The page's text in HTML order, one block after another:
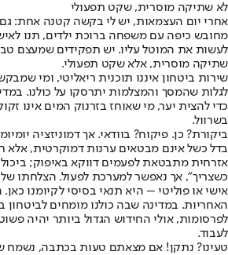
לא שתיקה מוסרית, שקט תפעולי
אחרי יום העצמאות, יש לי בקשה קטנה אחת:
מחובש כיפה עם משפחה ברוכת ילדים, תנו
לעשות את המוטל עליו. יש תפקידים שמעצם
שתיקה מוסרית, אלא שקט תפעולי.
שירות ביטחון איננו תוכנית ריאליטי, ומי
לגלות שהמסך והמצלמות יתרסקו על כולנו.
כדי להצית יער, מי שאוחז בזרנוק המים אינו
בשרוול.
ביקורת? כן. פיקוח? בוודאי. אך דמוניזציה
בדל כשל אינם מבטאים ערנות דמוקרטית, אלא
אזרחית מתבטאת לפעמים דווקא באיפוק;
כשצריך", אך נאפשר למערכת לפעול. הצלחתו של
אישי או פוליטי – היא תנאי בסיסי לקיומנו
האחריות. במדינה שבה כולנו מומחים לביטחון
לפרסומות, אולי החידוש הגדול ביותר יהיה
לעבוד.
טעינו? נתקן! אם מצאתם טעות בכתבה, נשמח